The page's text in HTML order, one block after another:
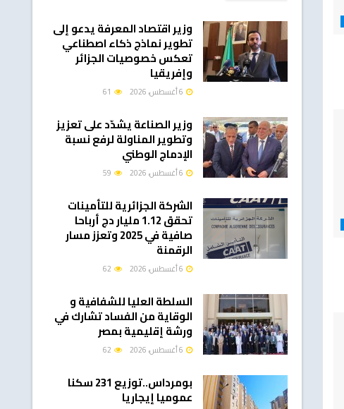
وزير اقتصاد المعرفة يدعو إلى
تطوير نماذج ذكاء اصطناعي
تعكس خصوصيات الجزائر
وإفريقيا
وزير الصناعة يشدّد على تعزيز
وتطوير المناولة لرفع نسبة
الإدماج الوطني
الشركة الجزائرية للتأمينات
تحقق 1.12 مليار دج أرباحا
صافية في 2025 وتعزز مسار
الرقمنة
السلطة العليا للشفافية و
الوقاية من الفساد تشارك في
ورشة إقليمية بمصر
بومرداس..توزيع 231 سكنا
عموميا إيجاريا